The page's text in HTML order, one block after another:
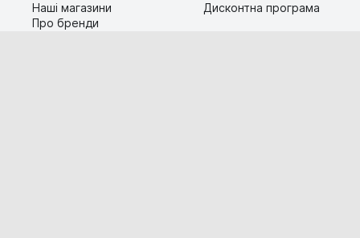
Наші магазини
Про бренди
Дисконтна програма